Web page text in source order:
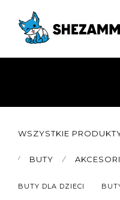
WSZYSTKIE
⁄ BUTY ⁄
BUTY DLA DZIECI